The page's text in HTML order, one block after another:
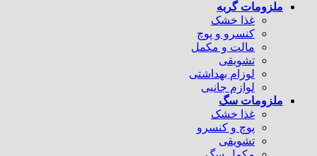
ملزومات گربه
غذا خشک
کنسرو و پوچ
مالت و مکمل
تشویقی
لوزام بهداشتی
لوازم جانبی
ملزومات سگ
غذا خشک
پوچ و کنسرو
تشویقی